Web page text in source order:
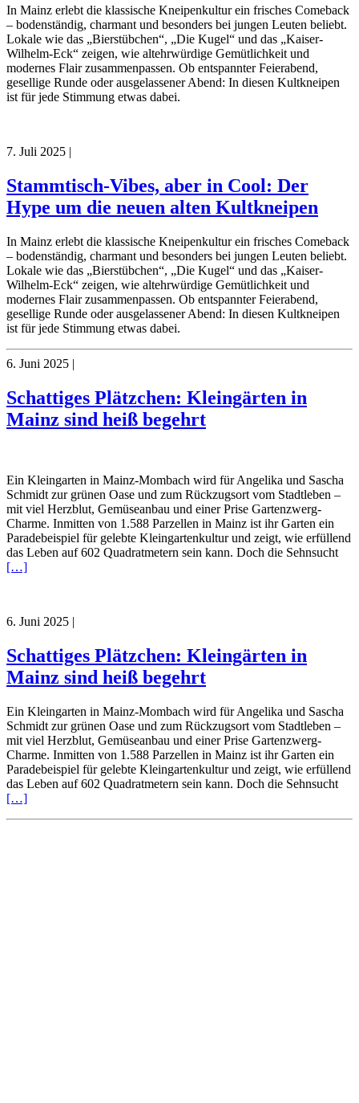
In Mainz erlebt die klassische Kneipenkultur ein frisches Comeback
– bodenständig, charmant und besonders bei jungen Leuten beliebt.
Lokale wie das „Bierstübchen“, „Die Kugel“ und das „Kaiser-
Wilhelm-Eck“ zeigen, wie altehrwürdige Gemütlichkeit und
modernes Flair zusammenpassen. Ob entspannter Feierabend,
gesellige Runde oder ausgelassener Abend: In diesen Kultkneipen
ist für jede Stimmung etwas dabei.
7. Juli 2025 |
Stammtisch-Vibes, aber in Cool: Der
Hype um die neuen alten Kultkneipen
In Mainz erlebt die klassische Kneipenkultur ein frisches Comeback
– bodenständig, charmant und besonders bei jungen Leuten beliebt.
Lokale wie das „Bierstübchen“, „Die Kugel“ und das „Kaiser-
Wilhelm-Eck“ zeigen, wie altehrwürdige Gemütlichkeit und
modernes Flair zusammenpassen. Ob entspannter Feierabend,
gesellige Runde oder ausgelassener Abend: In diesen Kultkneipen
ist für jede Stimmung etwas dabei.
6. Juni 2025 |
Schattiges Plätzchen: Kleingärten in
Mainz sind heiß begehrt
Ein Kleingarten in Mainz-Mombach wird für Angelika und Sascha
Schmidt zur grünen Oase und zum Rückzugsort vom Stadtleben –
mit viel Herzblut, Gemüseanbau und einer Prise Gartenzwerg-
Charme. Inmitten von 1.588 Parzellen in Mainz ist ihr Garten ein
Paradebeispiel für gelebte Kleingartenkultur und zeigt, wie erfüllend
das Leben auf 602 Quadratmetern sein kann. Doch die Sehnsucht
[…]
6. Juni 2025
Schattiges Plätzchen: Kleingärten in
Mainz sind heiß begehrt
Ein Kleingarten in Mainz-Mombach wird für Angelika und Sascha
Schmidt zur grünen Oase und zum Rückzugsort vom Stadtleben –
mit viel Herzblut, Gemüseanbau und einer Prise Gartenzwerg-
Charme. Inmitten von 1.588 Parzellen in Mainz ist ihr Garten ein
Paradebeispiel für gelebte Kleingartenkultur und zeigt, wie erfüllend
das Leben auf 602 Quadratmetern sein kann. Doch die Sehnsucht
[…]